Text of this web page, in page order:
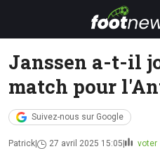
Janssen a-t-il
match pour
Suivez-nous sur Google
Patrick 27 avril 2025 15:05 voter